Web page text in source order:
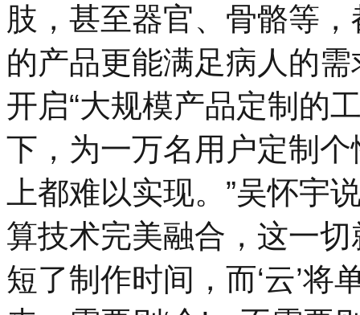
肢，甚至器官、骨骼等
的产品更能满足病人的
开启“大规模产品定制的
下，为一万名用户定制
上都难以实现。”吴怀宇
算技术完美融合，这一
短了制作时间，而‘云’